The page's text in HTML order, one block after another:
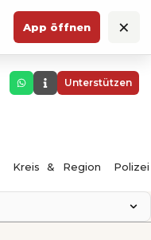
App öffnen ×
Unterstützen
Kreis & Region Polizei